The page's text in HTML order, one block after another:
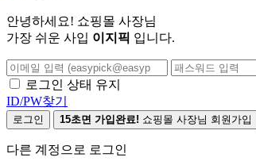
안녕하세요! 쇼핑몰 사장님
가장 쉬운 사입 이지픽 입니다.
로그인 상태 유지
ID/PW찾기
로그인 15초면 가입완료! 쇼핑몰 사장님 회원가입
다른 계정으로 로그인